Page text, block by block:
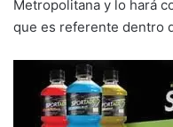
Metropolitana y lo hará
que es referente dentro